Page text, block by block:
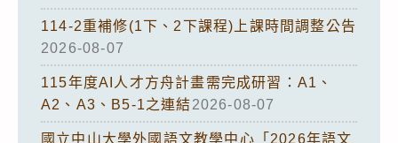
114-2重補修(1下、2下課程)上課時間調整公告
2026-08-07
115年度AI人才方舟計畫需完成研習：A1、
A2、A3、B5-1之連結2026-08-07
國立中山大學外國語文教學中心「2026年語文